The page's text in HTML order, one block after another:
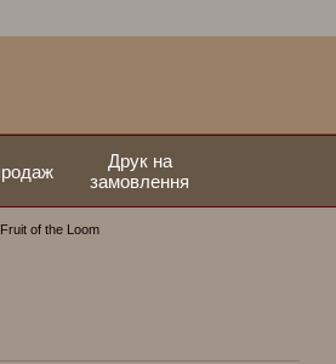
Друк на
замовлення
Fruit of the Loom